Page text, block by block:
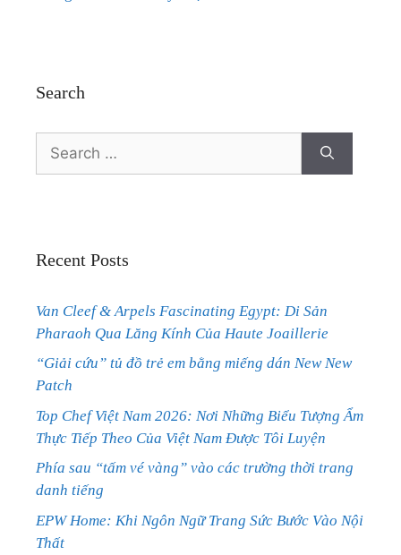
Search
Search
for:
Recent Posts
Van Cleef & Arpels Fascinating Egypt: Di Sản
Pharaoh Qua Lăng Kính Của Haute Joaillerie
“Giải cứu” tủ đồ trẻ em bằng miếng dán New New
Patch
Top Chef Việt Nam 2026: Nơi Những Biểu Tượng Ẩm
Thực Tiếp Theo Của Việt Nam Được Tôi Luyện
Phía sau “tấm vé vàng” vào các trường thời trang
danh tiếng
EPW Home: Khi Ngôn Ngữ Trang Sức Bước Vào Nội
Thất